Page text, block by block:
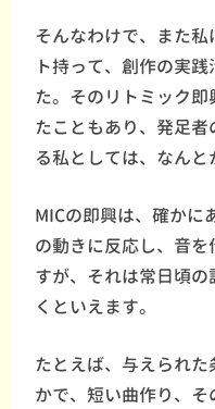
そんなわけで、また
ト持って、創作の実
た。そのリトミック
たこともあり、発足
る私としては、なんと
MICの即興は、確かに
の動きに反応し、音
すが、それは常日頃
くといえます。
たとえば、与えられ
かで、短い曲作り、